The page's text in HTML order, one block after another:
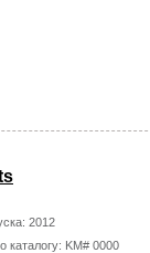
2012
каталогу: KM# 0000